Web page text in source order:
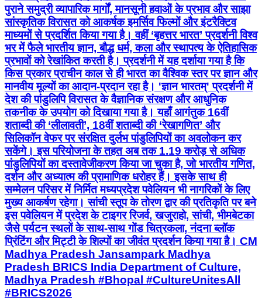
पुराने समुद्री व्यापारिक मार्गों, मानसूनी हवाओं के प्रभाव और साझा
सांस्कृतिक विरासत को आकर्षक इमर्सिव फिल्मों और इंटरैक्टिव
माध्यमों से प्रदर्शित किया गया है। वहीं ‘बृहत्तर भारत’ प्रदर्शनी विश्व
भर में फैले भारतीय ज्ञान, बौद्ध धर्म, कला और स्थापत्य के ऐतिहासिक
प्रभावों को रेखांकित करती है। प्रदर्शनी में यह दर्शाया गया है कि
किस प्रकार प्राचीन काल से ही भारत का वैश्विक स्तर पर ज्ञान और
मानवीय मूल्यों का आदान-प्रदान रहा है। 'ज्ञान भारतम्' प्रदर्शनी में
देश की पांडुलिपि विरासत के वैज्ञानिक संरक्षण और आधुनिक
तकनीक के उपयोग को दिखाया गया है। यहाँ आगंतुक 16वीं
शताब्दी की ‘लीलावती’, 18वीं शताब्दी की ‘रेखागणित’ और
सिलिकॉन वेफर पर संरक्षित दुर्लभ पांडुलिपियों का अवलोकन कर
सकेंगे। इस परियोजना के तहत अब तक 1.19 करोड़ से अधिक
पांडुलिपियों का दस्तावेजीकरण किया जा चुका है, जो भारतीय गणित,
दर्शन और अध्यात्म की प्रामाणिक धरोहर हैं। इसके साथ ही
सम्मेलन परिसर में निर्मित मध्यप्रदेश पवेलियन भी नागरिकों के लिए
मुख्य आकर्षण रहेगा। सांची स्तूप के तोरण द्वार की प्रतिकृति पर बने
इस पवेलियन में प्रदेश के टाइगर रिजर्व, खजुराहो, सांची, भीमबेटका
जैसे पर्यटन स्थलों के साथ-साथ गोंड चित्रकला, नंदना ब्लॉक
प्रिंटिंग और मिट्टी के शिल्पों का जीवंत प्रदर्शन किया गया है। CM
Madhya Pradesh Jansampark Madhya
Pradesh BRICS India Department of Culture,
Madhya Pradesh #Bhopal #CultureUnitesAll
#BRICS2026